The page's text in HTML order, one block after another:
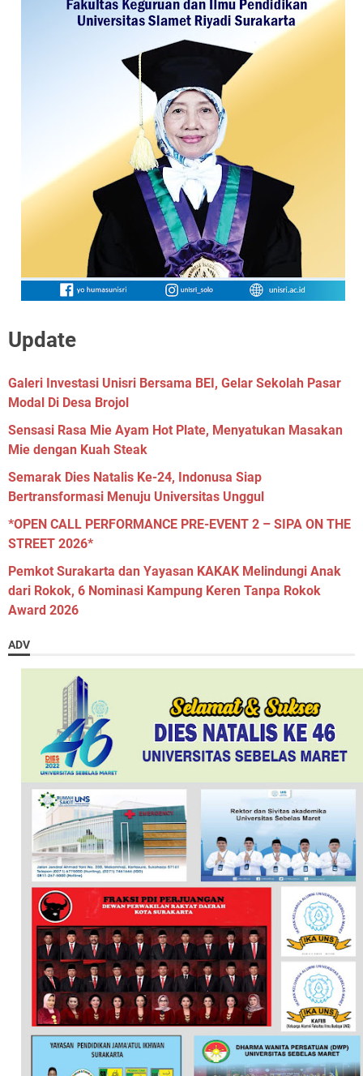
Update
Galeri Investasi Unisri Bersama BEI, Gelar Sekolah Pasar
Modal Di Desa Brojol
Sensasi Rasa Mie Ayam Hot Plate, Menyatukan Masakan
Mie dengan Kuah Steak
Semarak Dies Natalis Ke-24, Indonusa Siap
Bertransformasi Menuju Universitas Unggul
*OPEN CALL PERFORMANCE PRE-EVENT 2 – SIPA ON THE
STREET 2026*
Pemkot Surakarta dan Yayasan KAKAK Melindungi Anak
dari Rokok, 6 Nominasi Kampung Keren Tanpa Rokok
Award 2026
ADV